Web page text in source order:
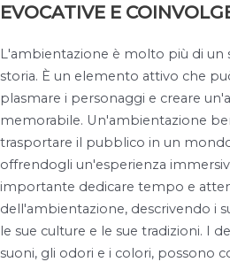
EVOCATIVE E
L'ambientazione è molto più di un
storia. È un elemento attivo che
plasmare i personaggi e creare
memorabile. Un'ambientazione
trasportare il pubblico in un
offrendogli un'esperienza
importante dedicare tempo e
dell'ambientazione, descrivendo i
le sue culture e le sue tradizioni. I
suoni, gli odori e i colori, possono